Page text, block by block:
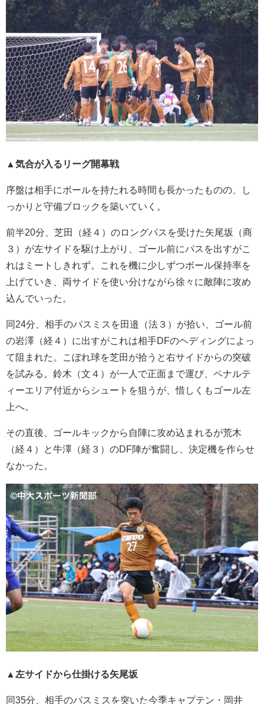
▲気合が入るリーグ開幕戦
序盤は相手にボールを持たれる時間も長かったものの、し
っかりと守備ブロックを築いていく。
前半20分、芝田（経４）のロングパスを受けた矢尾坂（商
３）が左サイドを駆け上がり、ゴール前にパスを出すがこ
れはミートしきれず。これを機に少しずつボール保持率を
上げていき、両サイドを使い分けながら徐々に敵陣に攻め
込んでいった。
同24分、相手のパスミスを田邉（法３）が拾い、ゴール前
の岩澤（経４）に出すがこれは相手DFのヘディングによっ
て阻まれた。こぼれ球を芝田が拾うと右サイドからの突破
を試みる。鈴木（文４）が一人で正面まで運び、ペナルテ
ィーエリア付近からシュートを狙うが、惜しくもゴール左
上へ。
その直後、ゴールキックから自陣に攻め込まれるが荒木
（経４）と牛澤（経３）のDF陣が奮闘し、決定機を作らせ
なかった。
▲左サイドから仕掛ける矢尾坂
同35分、相手のパスミスを突いた今季キャプテン・岡井